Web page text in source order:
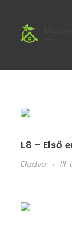
L8 – Első
Eladva III.